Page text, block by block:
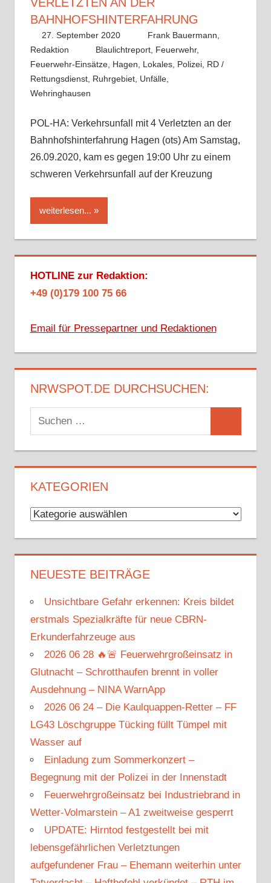
BAHNHOFSHINTERFAHRUNG
27. September 2020
Frank Bauermann,
Redaktion
Blaulichtreport Feuerwehr,
Feuerwehr-Einsätze, Hagen Lokales, Polizei, RD /
Rettungsdienst, Ruhrgebiet, Unfälle,
Wehringhausen
POL-HA: Verkehrsunfall mit 4 Verletzten an der
Bahnhofshinterfahrung Hagen (ots) Am Samstag,
26.09.2020, kam es gegen 19:00 Uhr zu einem
schweren Verkehrsunfall auf der Kreuzung
weiterlesen...
HOTLINE zur Redaktion:
+49 (0)179 100 75 66
Email für Pressepartner und Redaktionen
NRWSPOT.DE DURCHSUCHEN:
Suchen
nach:
KATEGORIEN
Kategorien
NEUESTE BEITRÄGE
Unsichtbare Gefahr erkennen: Kreis bildet
erstmals Spezialkräfte für neue CBRN-
Erkunderfahrzeuge aus
2026 06 28 🔥🚨 Feuerwehrgroßeinsatz in
Glutnacht – Schrotthaufen brennt in voller
Ausdehnung – NINA WarnApp
2026 06 24 – Die Kaulquappen-Retter – FF
LG43 Löschgruppe Tücking füllt Tümpel mit
Wasser auf
Einladung zum Sommerkonzert –
Begegnung mit der Polizei in der Innenstadt
Feuerwehrgroßeinsatz bei Industriebrand in
Wetter-Volmarstein – A1 zweitweise gesperrt
UPDATE: Hirntod festgestellt bei mit
lebensgefährlichen Verletztungen
aufgefundener Frau – Ehemann weiterhin unter